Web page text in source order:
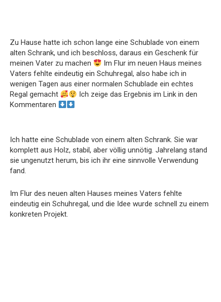
Zu Hause hatte ich schon lange eine Schublade von einem
alten Schrank, und ich beschloss, daraus ein Geschenk für
meinen Vater zu machen
Im Flur im neuen Haus meines
Vaters fehlte eindeutig ein Schuhregal, also habe ich in
wenigen Tagen aus einer normalen Schublade ein echtes
Regal gemacht
Ich zeige das Ergebnis im Link in den
Kommentaren
Ich hatte eine Schublade von einem alten Schrank. Sie war
komplett aus Holz, stabil, aber völlig unnötig. Jahrelang stand
sie ungenutzt herum, bis ich ihr eine sinnvolle Verwendung
fand.
Im Flur des neuen alten Hauses meines Vaters fehlte
eindeutig ein Schuhregal, und die Idee wurde schnell zu einem
konkreten Projekt.